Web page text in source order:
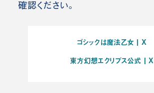
確認ください。
ゴシックは魔法乙女 | X
東方幻想エクリプス公式 | X